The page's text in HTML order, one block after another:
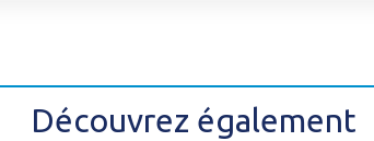
Découvrez également